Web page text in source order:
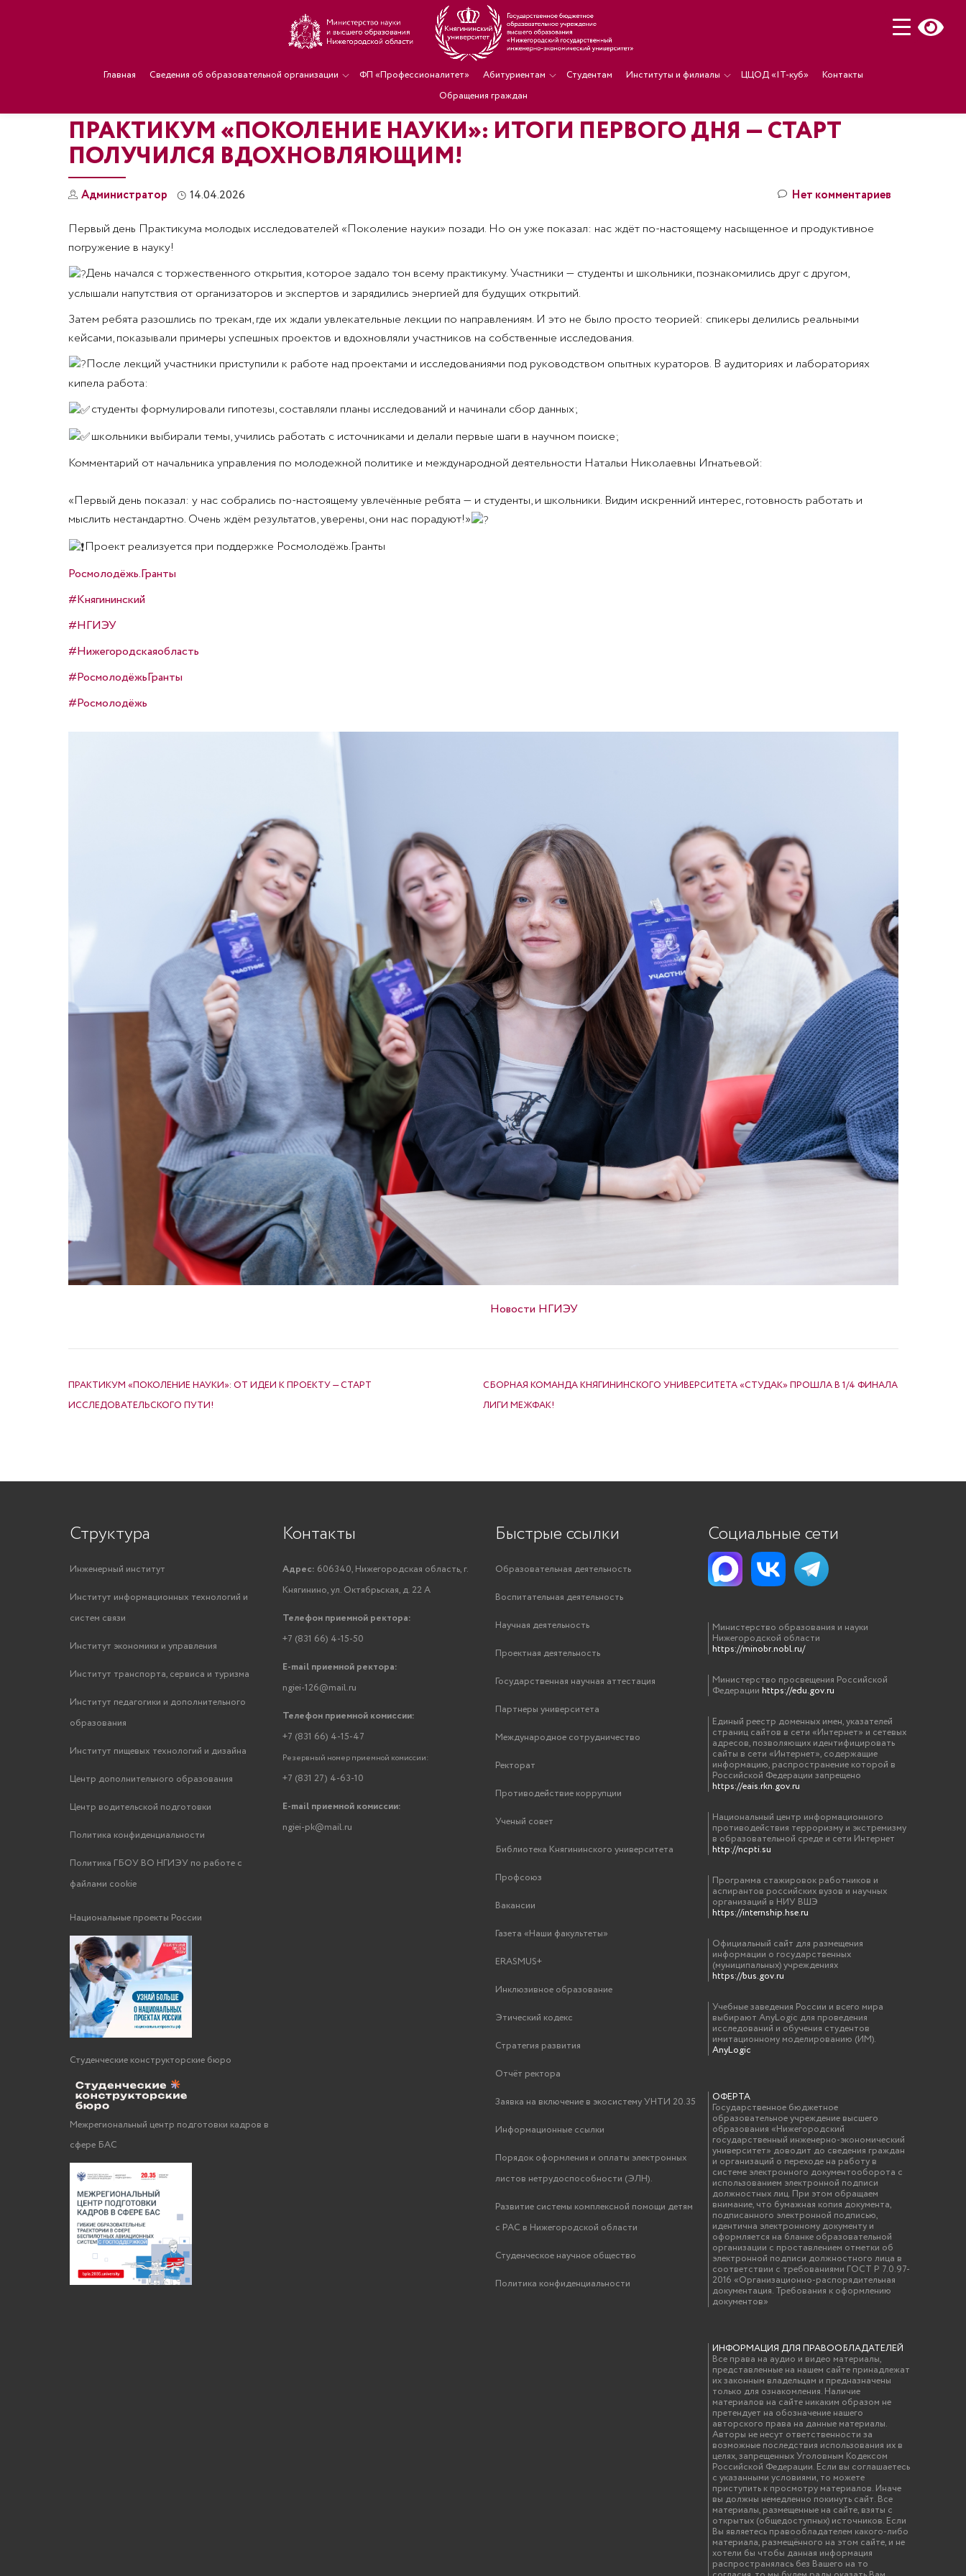
Главная Сведения об образовательной организации ФП «Профессионалитет» Абитуриентам Студентам Институты и филиалы ЦЦОД «IT-куб»
Контакты
Обращения граждан
ПРАКТИКУМ «ПОКОЛЕНИЕ НАУКИ»: ИТОГИ ПЕРВОГО ДНЯ — СТАРТ
ПОЛУЧИЛСЯ ВДОХНОВЛЯЮЩИМ!
Администратор 14.04.2026 Нет комментариев
Первый день Практикума молодых исследователей «Поколение науки» позади. Но он уже показал: нас ждёт по‑настоящему насыщенное и продуктивное
погружение в науку!
День начался с торжественного открытия, которое задало тон всему практикуму. Участники — студенты и школьники, познакомились друг с другом,
услышали напутствия от организаторов и экспертов и зарядились энергией для будущих открытий.
Затем ребята разошлись по трекам, где их ждали увлекательные лекции по направлениям. И это не было просто теорией: спикеры делились реальными
кейсами, показывали примеры успешных проектов и вдохновляли участников на собственные исследования.
После лекций участники приступили к работе над проектами и исследованиями под руководством опытных кураторов. В аудиториях и лабораториях
кипела работа:
студенты формулировали гипотезы, составляли планы исследований и начинали сбор данных;
школьники выбирали темы, учились работать с источниками и делали первые шаги в научном поиске;
Комментарий от начальника управления по молодежной политике и международной деятельности Натальи Николаевны Игнатьевой:
«Первый день показал: у нас собрались по‑настоящему увлечённые ребята — и студенты, и школьники. Видим искренний интерес, готовность работать и
мыслить нестандартно. Очень ждём результатов, уверены, они нас порадуют!»
Проект реализуется при поддержке Росмолодёжь.Гранты
Росмолодёжь.Гранты
#Княгининский
#НГИЭУ
#Нижегородскаяобласть
#РосмолодёжьГранты
#Росмолодёжь
Новости НГИЭУ
ПРАКТИКУМ «ПОКОЛЕНИЕ НАУКИ»: ОТ ИДЕИ К ПРОЕКТУ — СТАРТ
ИССЛЕДОВАТЕЛЬСКОГО ПУТИ!
СБОРНАЯ КОМАНДА КНЯГИНИНСКОГО УНИВЕРСИТЕТА «СТУДАК» ПРОШЛА В 1/4 ФИНАЛА
ЛИГИ МЕЖФАК!
Структура
Инженерный институт
Институт информационных технологий и
систем связи
Институт экономики и управления
Институт транспорта, сервиса и туризма
Институт педагогики и дополнительного
образования
Институт пищевых технологий и дизайна
Центр дополнительного образования
Центр водительской подготовки
Политика конфиденциальности
Политика ГБОУ ВО НГИЭУ по работе с
файлами cookie
Национальные проекты России
Студенческие конструкторские бюро
Межрегиональный центр подготовки кадров в
сфере БАС
Контакты
Адрес: 606340, Нижегородская область, г.
Княгинино, ул. Октябрьская, д. 22 А
Телефон приемной ректора:
+7 (831 66) 4-15-50
E-mail приемной ректора:
ngiei-126@mail.ru
Телефон приемной комиссии:
+7 (831 66) 4-15-47
Резервный номер приемной комиссии:
+7 (831 27) 4-63-10
E-mail приемной комиссии:
ngiei-pk@mail.ru
Быстрые ссылки
Образовательная деятельность
Воспитательная деятельность
Научная деятельность
Проектная деятельность
Государственная научная аттестация
Партнеры университета
Международное сотрудничество
Ректорат
Противодействие коррупции
Ученый совет
Библиотека Княгининского университета
Профсоюз
Вакансии
Газета «Наши факультеты»
ERASMUS+
Инклюзивное образование
Этический кодекс
Стратегия развития
Отчёт ректора
Заявка на включение в экосистему УНТИ 20.35
Информационные ссылки
Порядок оформления и оплаты электронных
листов нетрудоспособности (ЭЛН).
Развитие системы комплексной помощи детям
с РАС в Нижегородской области
Студенческое научное общество
Политика конфиденциальности
Социальные сети
Министерство образования и науки
Нижегородской области
https://minobr.nobl.ru/
Министерство просвещения Российской
Федерации https://edu.gov.ru
Единый реестр доменных имен, указателей
страниц сайтов в сети «Интернет» и сетевых
адресов, позволяющих идентифицировать
сайты в сети «Интернет», содержащие
информацию, распространение которой в
Российской Федерации запрещено
https://eais.rkn.gov.ru
Национальный центр информационного
противодействия терроризму и экстремизму
в образовательной среде и сети Интернет
http://ncpti.su
Программа стажировок работников и
аспирантов российских вузов и научных
организаций в НИУ ВШЭ
https://internship.hse.ru
Официальный сайт для размещения
информации о государственных
(муниципальных) учреждениях
https://bus.gov.ru
Учебные заведения России и всего мира
выбирают AnyLogic для проведения
исследований и обучения студентов
имитационному моделированию (ИМ).
AnyLogic
ОФЕРТА
Государственное бюджетное
образовательное учреждение высшего
образования «Нижегородский
государственный инженерно-экономический
университет» доводит до сведения граждан
и организаций о переходе на работу в
системе электронного документооборота с
использованием электронной подписи
должностных лиц. При этом обращаем
внимание, что бумажная копия документа,
подписанного электронной подписью,
идентична электронному документу и
оформляется на бланке образовательной
организации с проставлением отметки об
электронной подписи должностного лица в
соответствии с требованиями ГОСТ Р 7.0.97-
2016 «Организационно-распорядительная
документация. Требования к оформлению
документов»
ИНФОРМАЦИЯ ДЛЯ ПРАВООБЛАДАТЕЛЕЙ
Все права на аудио и видео материалы,
представленные на нашем сайте принадлежат
их законным владельцам и предназначены
только для ознакомления. Наличие
материалов на сайте никаким образом не
претендует на обозначение нашего
авторского права на данные материалы.
Авторы не несут ответственности за
возможные последствия использования их в
целях, запрещенных Уголовным Кодексом
Российской Федерации. Если вы соглашаетесь
с указанными условиями, то можете
приступить к просмотру материалов. Иначе
вы должны немедленно покинуть сайт. Все
материалы, размещенные на сайте, взяты с
открытых (общедоступных) источников. Если
Вы являетесь правообладателем какого-либо
материала, размещённого на этом сайте, и не
хотели бы чтобы данная информация
распространялась без Вашего на то